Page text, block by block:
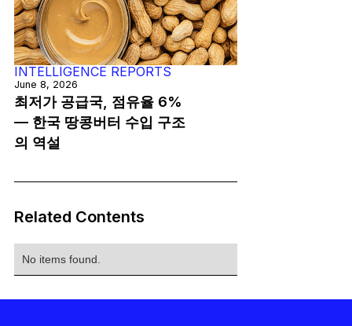
INTELLIGENCE REPORTS
June 8, 2026
최저가 공급국, 점유율 6%
— 한국 땅콩버터 수입 구조
의 역설
Related Contents
No items found.